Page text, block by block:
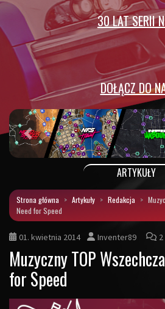
30 LAT SERII
DOŁĄCZ DO
Poprzedni
ARTYKUŁY
Strona główna Artykuły Redakcja
Need for Speed
01. kwietnia 2014 Inventer89
Muzyczny TOP
for Speed